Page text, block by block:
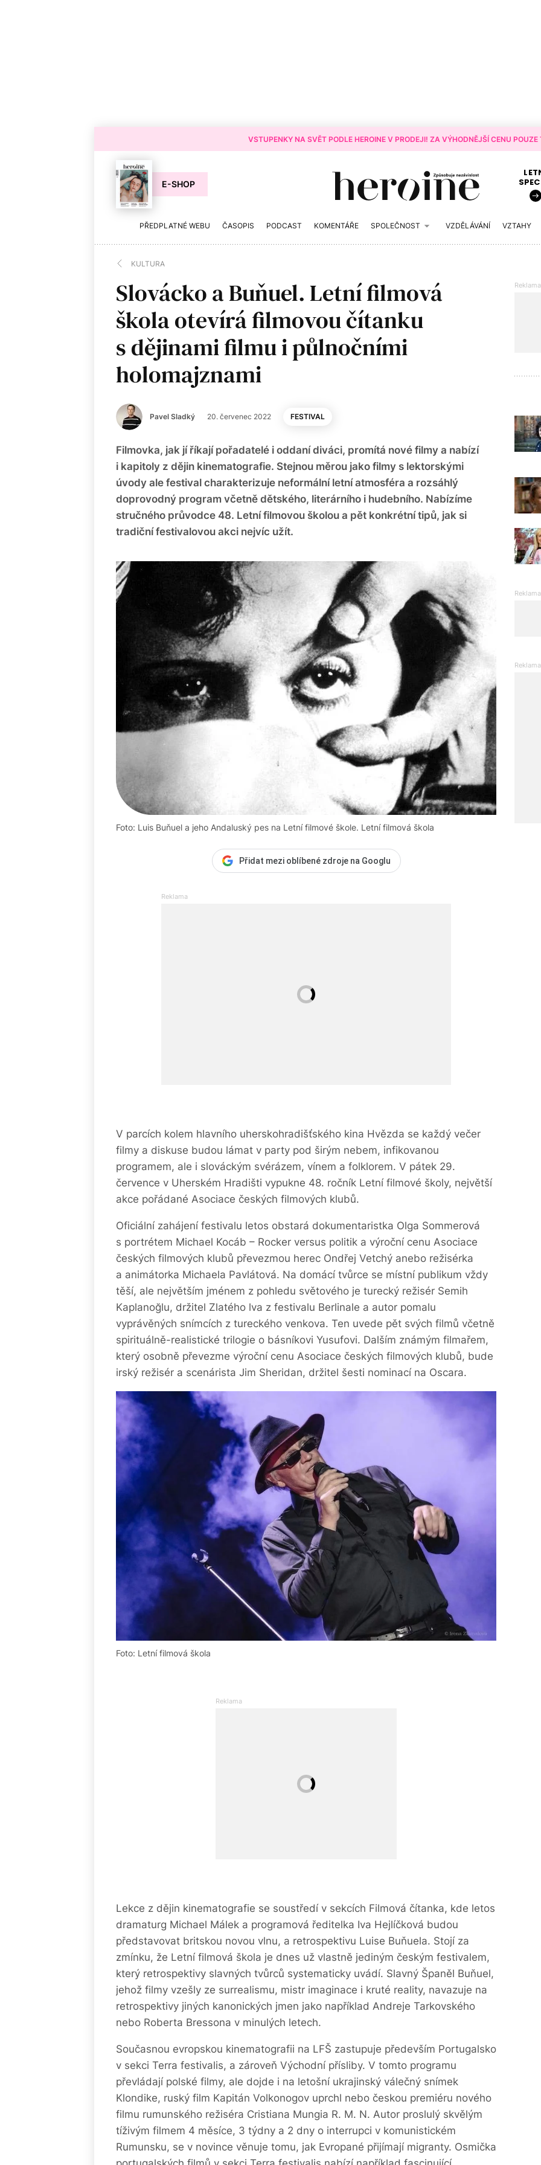
VSTUPENKY NA SVĚT PODLE HEROINE V PRODEJI! ZA VÝHODNĚJŠÍ CENU
E-SHOP
PŘEDPLATNÉ WEBU ČASOPIS PODCAST KOMENTÁŘE SPOLEČNOST VZDĚLÁVÁNÍ VZTAHY
KULTURA
Slovácko a Buňuel. Letní filmová
škola otevírá filmovou čítanku
s dějinami filmu i půlnočními
holomajznami
Pavel Sladký 20. červenec 2022 FESTIVAL
Filmovka, jak jí říkají pořadatelé i oddaní diváci, promítá nové filmy a nabízí
i kapitoly z dějin kinematografie. Stejnou měrou jako filmy s lektorskými
úvody ale festival charakterizuje neformální letní atmosféra a rozsáhlý
doprovodný program včetně dětského, literárního i hudebního. Nabízíme
stručného průvodce 48. Letní filmovou školou a pět konkrétní tipů, jak si
tradiční festivalovou akci nejvíc užít.
Foto: Luis Buňuel a jeho Andaluský pes na Letní filmové škole. Letní filmová škola
Přidat mezi oblíbené zdroje na Googlu
V parcích kolem hlavního uherskohradišťského kina Hvězda se každý večer
filmy a diskuse budou lámat v party pod širým nebem, infikovanou
programem, ale i slováckým svérázem, vínem a folklorem. V pátek 29.
července v Uherském Hradišti vypukne 48. ročník Letní filmové školy, největší
akce pořádané Asociace českých filmových klubů.
Oficiální zahájení festivalu letos obstará dokumentaristka Olga Sommerová
s portrétem Michael Kocáb – Rocker versus politik a výroční cenu Asociace
českých filmových klubů převezmou herec Ondřej Vetchý anebo režisérka
a animátorka Michaela Pavlátová. Na domácí tvůrce se místní publikum vždy
těší, ale největším jménem z pohledu světového je turecký režisér Semih
Kaplanoğlu, držitel Zlatého lva z festivalu Berlinale a autor pomalu
vyprávěných snímcích z tureckého venkova. Ten uvede pět svých filmů včetně
spirituálně-realistické trilogie o básníkovi Yusufovi. Dalším známým filmařem,
který osobně převezme výroční cenu Asociace českých filmových klubů, bude
irský režisér a scenárista Jim Sheridan, držitel šesti nominací na Oscara.
Foto: Letní filmová škola
Lekce z dějin kinematografie se soustředí v sekcích Filmová čítanka, kde letos
dramaturg Michael Málek a programová ředitelka Iva Hejlíčková budou
představovat britskou novou vlnu, a retrospektivu Luise Buňuela. Stojí za
zmínku, že Letní filmová škola je dnes už vlastně jediným českým festivalem,
který retrospektivy slavných tvůrců systematicky uvádí. Slavný Španěl Buňuel,
jehož filmy vzešly ze surrealismu, mistr imaginace i kruté reality, navazuje na
retrospektivy jiných kanonických jmen jako například Andreje Tarkovského
nebo Roberta Bressona v minulých letech.
Současnou evropskou kinematografii na LFŠ zastupuje především Portugalsko
v sekci Terra festivalis, a zároveň Východní přísliby. V tomto programu
převládají polské filmy, ale dojde i na letošní ukrajinský válečný snímek
Klondike, ruský film Kapitán Volkonogov uprchl nebo českou premiéru nového
filmu rumunského režiséra Cristiana Mungia R. M. N. Autor proslulý skvělým
tíživým filmem 4 měsíce, 3 týdny a 2 dny o interrupci v komunistickém
Rumunsku, se v novince věnuje tomu, jak Evropané přijímají migranty. Osmička